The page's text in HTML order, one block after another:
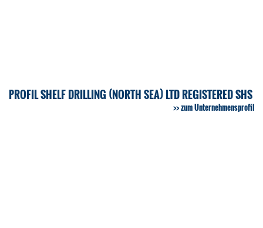
PROFIL SHELF DRILLING (NORTH SEA) LTD REGISTERED SHS
zum Unternehmensprofil